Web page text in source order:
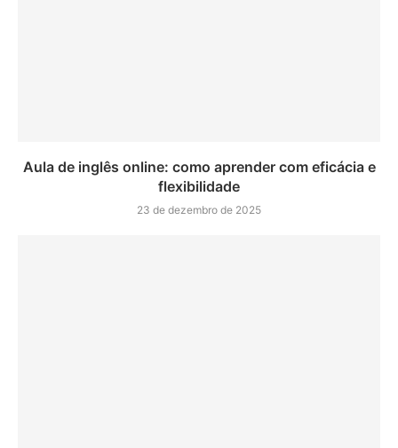
Aula de inglês online: como aprender com eficácia e
flexibilidade
23 de dezembro de 2025